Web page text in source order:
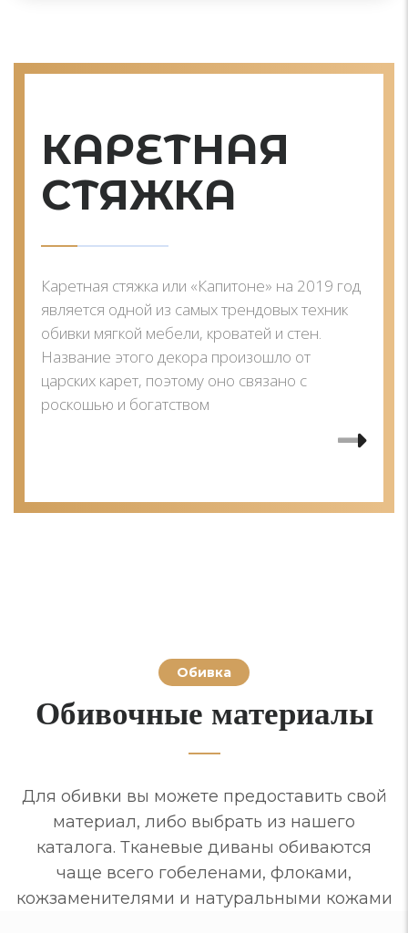
КАРЕТНАЯ
СТЯЖКА
Каретная стяжка или «Капитоне» на 2019 год
является одной из самых трендовых техник
обивки мягкой мебели, кроватей и стен.
Название этого декора произошло от
царских карет, поэтому оно связано с
роскошью и богатством
Обивка
Обивочные материалы
Для обивки вы можете предоставить свой
материал, либо выбрать из нашего
каталога. Тканевые диваны обиваются
чаще всего гобеленами, флоками,
кожзаменителями и натуральными кожами